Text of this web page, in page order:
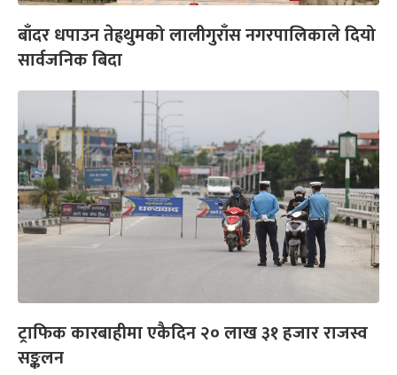
बाँदर धपाउन तेह्रथुमको लालीगुराँस नगरपालिकाले दियो
सार्वजनिक बिदा
ट्राफिक कारबाहीमा एकैदिन २० लाख ३१ हजार राजस्व
सङ्कलन